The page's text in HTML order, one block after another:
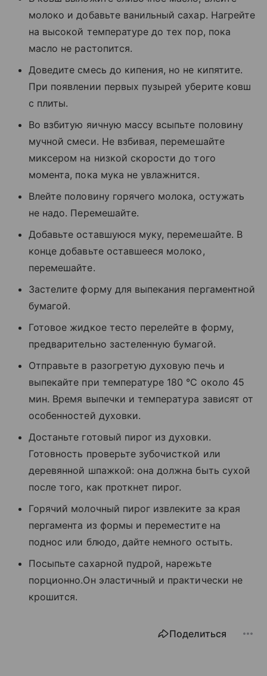
молоко и добавьте ванильный сахар. Нагрейте
на высокой температуре до тех пор, пока
масло не растопится.
Доведите смесь до кипения, но не кипятите.
При появлении первых пузырей уберите ковш
с плиты.
Во взбитую яичную массу всыпьте половину
мучной смеси. Не взбивая, перемешайте
миксером на низкой скорости до того
момента, пока мука не увлажнится.
Влейте половину горячего молока, остужать
не надо. Перемешайте.
Добавьте оставшуюся муку, перемешайте. В
конце добавьте оставшееся молоко,
перемешайте.
Застелите форму для выпекания пергаментной
бумагой.
Готовое жидкое тесто перелейте в форму,
предварительно застеленную бумагой.
Отправьте в разогретую духовую печь и
выпекайте при температуре 180 °С около 45
мин. Время выпечки и температура зависят от
особенностей духовки.
Достаньте готовый пирог из духовки.
Готовность проверьте зубочисткой или
деревянной шпажкой: она должна быть сухой
после того, как проткнет пирог.
Горячий молочный пирог извлеките за края
пергамента из формы и переместите на
поднос или блюдо, дайте немного остыть.
Посыпьте сахарной пудрой, нарежьте
порционно.Он эластичный и практически не
крошится.
Поделиться